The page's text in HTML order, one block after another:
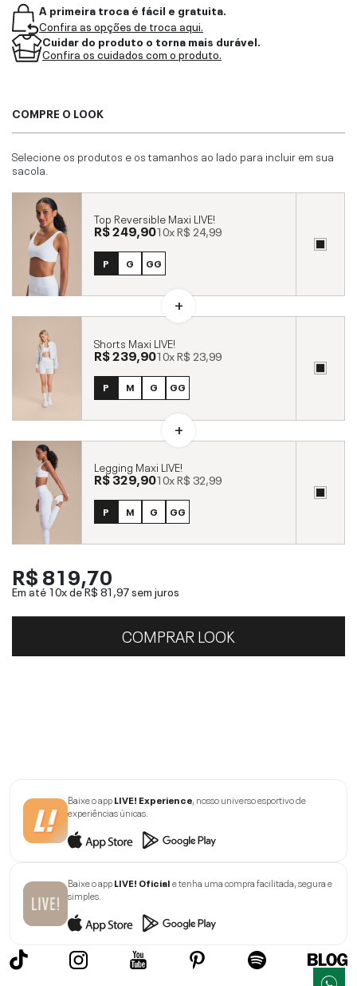
A primeira troca é fácil e gratuita.
Confira as opções de troca aqui.
Cuidar do produto o torna mais durável.
Confira os cuidados com o produto.
COMPRE O LOOK
Selecione os produtos e os tamanhos ao lado para incluir em sua
sacola.
Top Reversible Maxi LIVE!
R$ 249,9010xR$ 24,99
P G GG
Shorts Maxi LIVE!
R$ 239,9010xR$ 23,99
P M G GG
Legging Maxi LIVE!
R$ 329,9010xR$ 32,99
P M G GG
R$ 819,70
Em até 10x deR$ 81,97sem juros
COMPRAR LOOK
Baixe o appLIVE! Experience, nosso universo esportivo de
experiências únicas.
Baixe o appLIVE! Oficiale tenha uma compra facilitada, segura e
simples.